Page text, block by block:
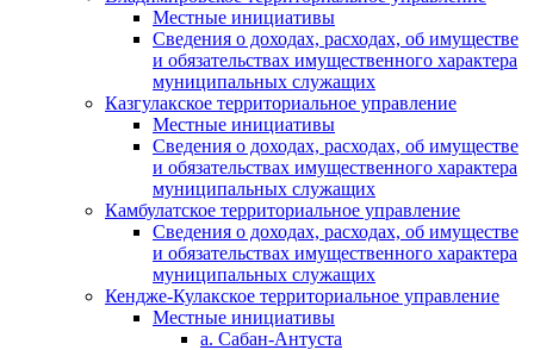
Местные инициативы
Сведения о доходах, расходах, об имуществе
и обязательствах имущественного характера
муниципальных служащих
Казгулакское территориальное управление
Местные инициативы
Сведения о доходах, расходах, об имуществе
и обязательствах имущественного характера
муниципальных служащих
Камбулатское территориальное управление
Сведения о доходах, расходах, об имуществе
и обязательствах имущественного характера
муниципальных служащих
Кендже-Кулакское территориальное управление
Местные инициативы
а. Сабан-Антуста